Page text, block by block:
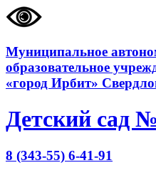
Муниципальное
образовательное
«город Ирбит»
Детский сад
8 (343-55) 6-41-91